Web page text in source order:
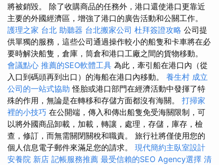
將被銷毀。 除了收購商品的任務外，港口還使港口更靠近
主要的外國經濟區，增強了港口的廣告活動和公關工作。
護理之家 台北 助聽器 台北搬家公司 杜拜簽證攻略 公司提
供單獨的服務，這些公司通過操作較小的船隻和卡車將在必
要時解決船隻，倉庫，筒倉和港口工廠之間的貨物移動。
會議點心 推薦的SEO軟體工具 為此，牽引船在港口內（從
入口到碼頭再到出口）的海船在港口內移動。 養生村 成立
公司的一站式協助 怪胎或港口部門在經濟活動中發揮了特
殊的作用，無論是在轉移和存儲方面都沒有海關。 打掃家
裡的小技巧 在公開端，傳入和傳出船隻免受海關限制，可
以將外國商品卸載，加載，轉讓，處理，存儲，庫存，檢
查，修訂，而無需關閉關稅和職責。 旅行社將僅使用您的
個人信息電子郵件來滿足您的請求。 現代簡約主臥室設計
安養院 新店 記帳服務推薦 最受信賴的SEO Agency選擇 清